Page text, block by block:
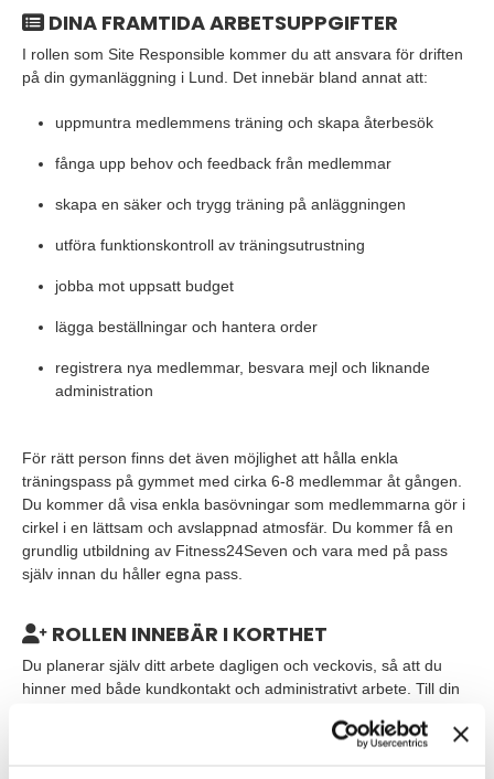
DINA FRAMTIDA ARBETSUPPGIFTER
I rollen som Site Responsible kommer du att ansvara för driften
på din gymanläggning i Lund. Det innebär bland annat att:
uppmuntra medlemmens träning och skapa återbesök
fånga upp behov och feedback från medlemmar
skapa en säker och trygg träning på anläggningen
utföra funktionskontroll av träningsutrustning
jobba mot uppsatt budget
lägga beställningar och hantera order
registrera nya medlemmar, besvara mejl och liknande
administration
För rätt person finns det även möjlighet att hålla enkla
träningspass på gymmet med cirka 6-8 medlemmar åt gången.
Du kommer då visa enkla basövningar som medlemmarna gör i
cirkel i en lättsam och avslappnad atmosfär. Du kommer få en
grundlig utbildning av Fitness24Seven och vara med på pass
själv innan du håller egna pass.
ROLLEN INNEBÄR I KORTHET
Du planerar själv ditt arbete dagligen och veckovis, så att du
hinner med både kundkontakt och administrativt arbete. Till din
introduktionen tar du del av vilka rutiner som du behöver ha koll